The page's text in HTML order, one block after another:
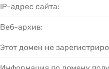
IP-адрес сайта:
Веб-архив:
Этот домен не